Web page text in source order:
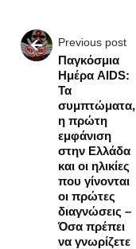
Previous post
Παγκόσμια
Ημέρα AIDS:
Τα
συμπτώματα,
η πρώτη
εμφάνιση
στην Ελλάδα
και οι ηλικίες
που γίνονται
οι πρώτες
διαγνώσεις –
Όσα πρέπει
να γνωρίζετε